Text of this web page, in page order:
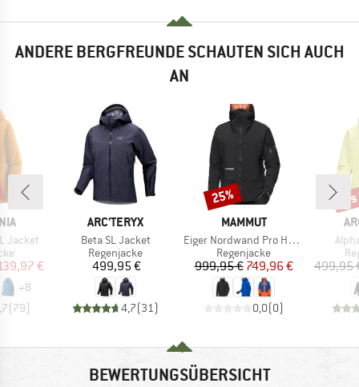
ANDERE BERGFREUNDE SCHAUTEN SICH AUCH
AN
Jacket
Preis
€
+8
(79)
MARKE
ARC'TERYX
Artikel
Beta SL Jacket
Produktgruppe
Regenjacke
Preis
499,95 €
4,7(31)
MARKE
MAMMUT
Artikel
Eiger Nordwand Pro Hardshell Hooded Jacket
Produktgruppe
Regenjacke
Preis
999,95 €reduzierter Preis
749,96 €
0,0(0)
Rabatt
25%
499,95
BEWERTUNGSÜBERSICHT